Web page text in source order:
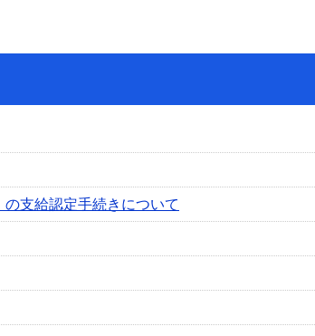
支給認定手続きについて